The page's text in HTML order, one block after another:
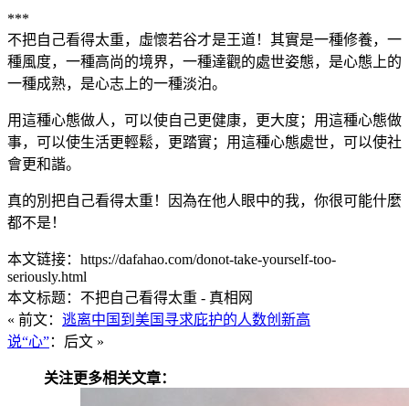
***
不把自己看得太重，虛懷若谷才是王道！其實是一種修養，一
種風度，一種高尚的境界，一種達觀的處世姿態，是心態上的
一種成熟，是心志上的一種淡泊。
用這種心態做人，可以使自己更健康，更大度；用這種心態做
事，可以使生活更輕鬆，更踏實；用這種心態處世，可以使社
會更和諧。
真的別把自己看得太重！因為在他人眼中的我，你很可能什麼
都不是！
本文链接：https://dafahao.com/donot-take-yourself-too-
seriously.html
本文标题：不把自己看得太重 - 真相网
« 前文： 逃离中国到美国寻求庇护的人数创新高
说“心”：后文 »
关注更多相关文章：